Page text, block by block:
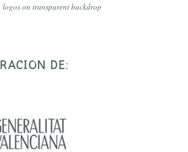
logos on transparent backdrop
DE: